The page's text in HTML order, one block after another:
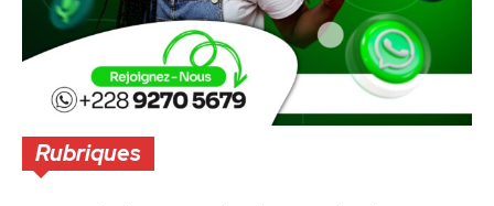
Rubriques